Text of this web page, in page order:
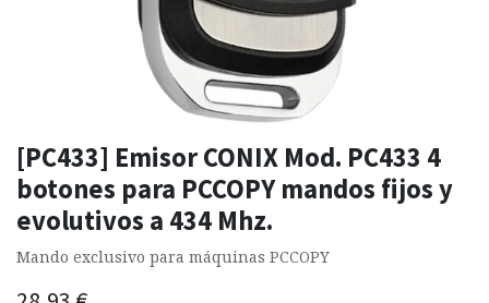
[PC433] Emisor CONIX Mod. PC433 4
botones para PCCOPY mandos fijos y
evolutivos a 434 Mhz.
Mando exclusivo para máquinas PCCOPY